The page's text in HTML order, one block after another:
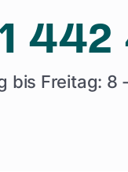
bis Freitag: 8